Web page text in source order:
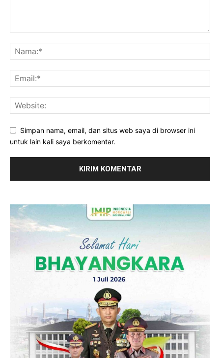
Simpan nama, email, dan situs web saya di browser ini
untuk lain kali saya berkomentar.